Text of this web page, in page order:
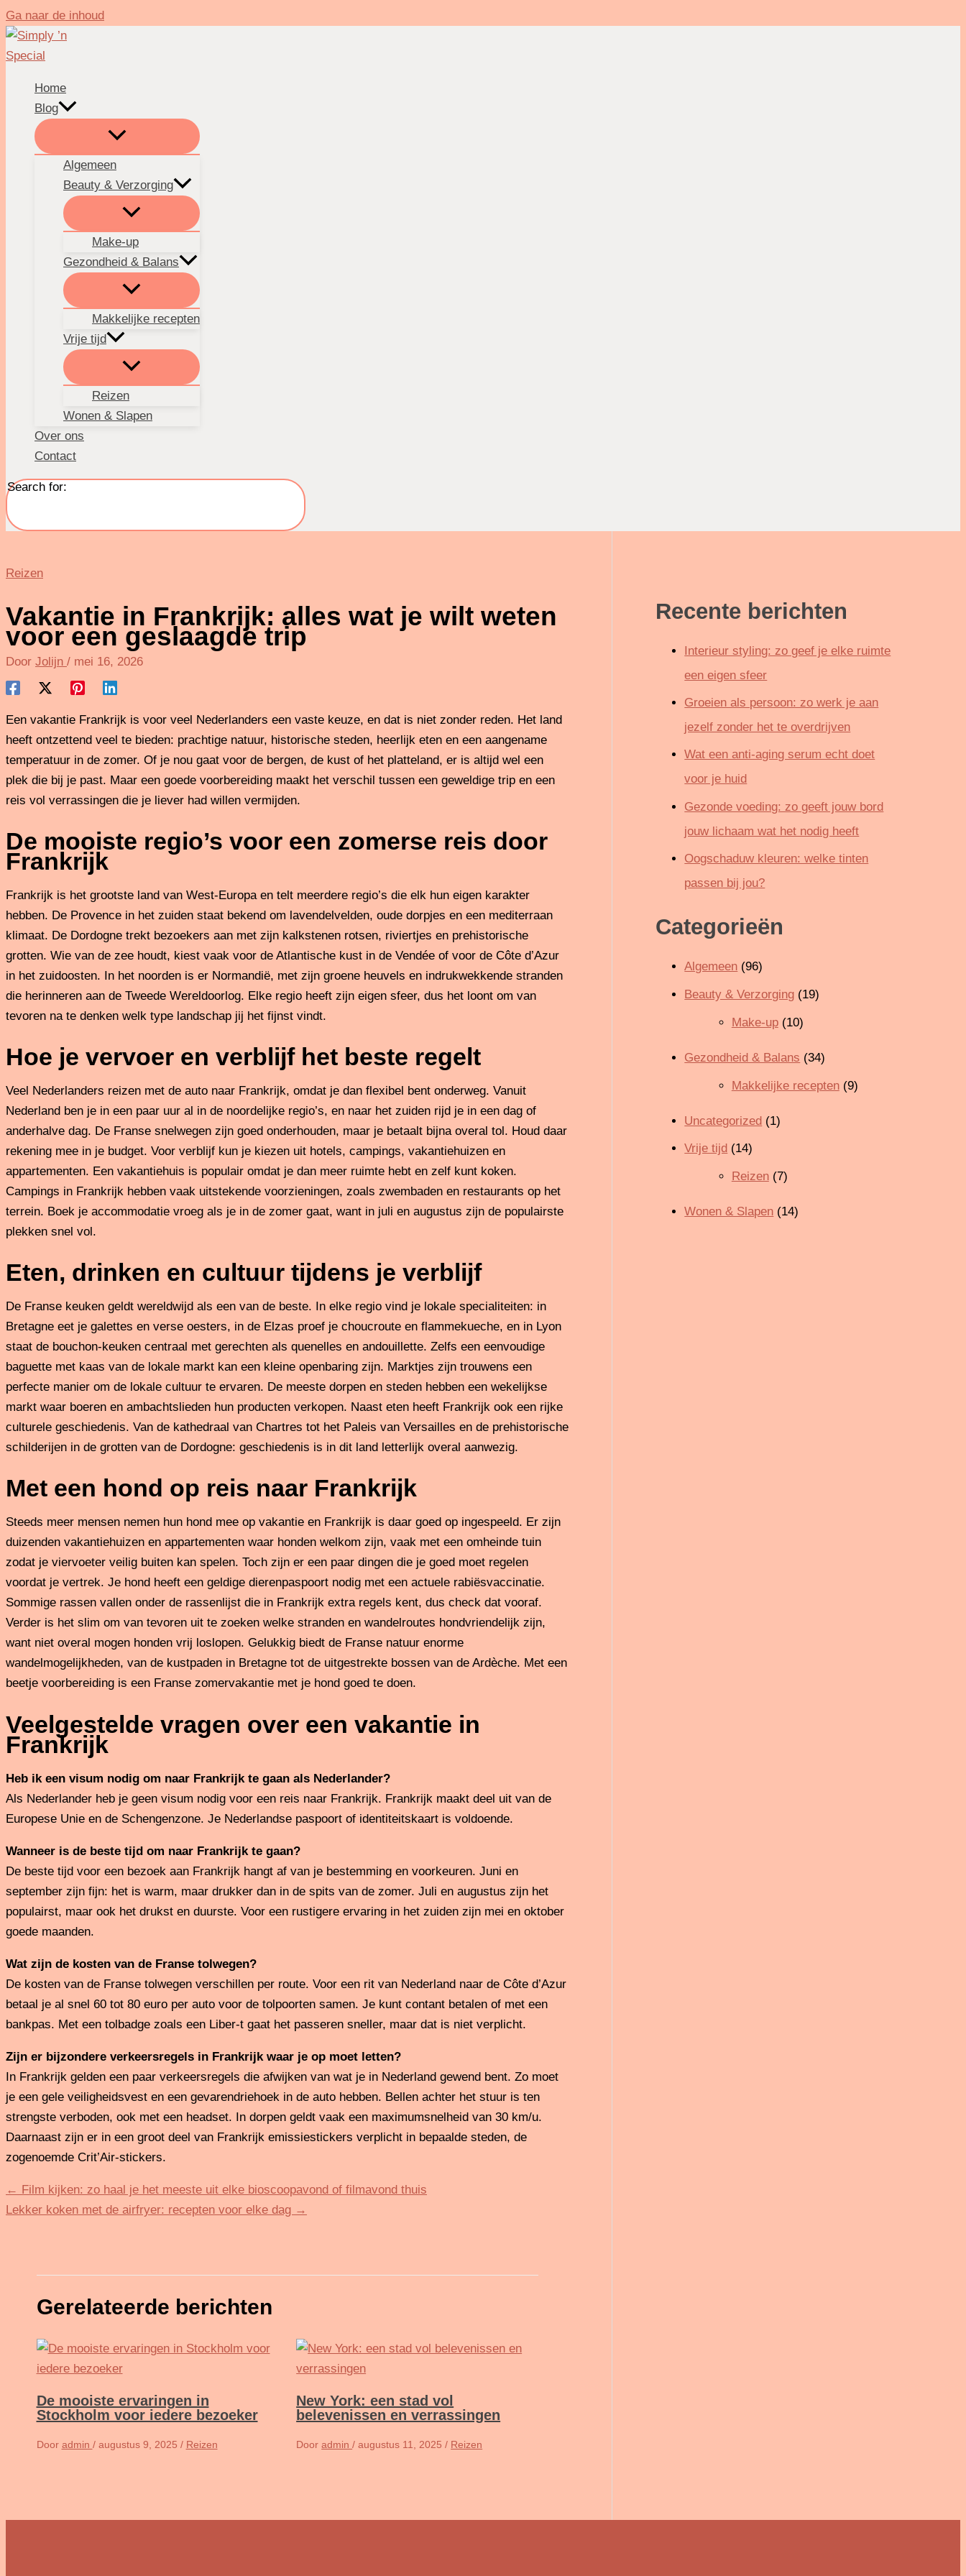
Ga naar de inhoud
Home
Blog
Algemeen
Beauty & Verzorging
Make-up
Gezondheid & Balans
Makkelijke recepten
Vrije tijd
Reizen
Wonen & Slapen
Over ons
Contact
Search for:
Reizen
Vakantie in Frankrijk: alles wat je wilt weten
voor een geslaagde trip
Door Jolijn / mei 16, 2026
Een vakantie Frankrijk is voor veel Nederlanders een vaste keuze, en dat is niet zonder reden. Het land
heeft ontzettend veel te bieden: prachtige natuur, historische steden, heerlijk eten en een aangename
temperatuur in de zomer. Of je nou gaat voor de bergen, de kust of het platteland, er is altijd wel een
plek die bij je past. Maar een goede voorbereiding maakt het verschil tussen een geweldige trip en een
reis vol verrassingen die je liever had willen vermijden.
De mooiste regio’s voor een zomerse reis door
Frankrijk
Frankrijk is het grootste land van West-Europa en telt meerdere regio’s die elk hun eigen karakter
hebben. De Provence in het zuiden staat bekend om lavendelvelden, oude dorpjes en een mediterraan
klimaat. De Dordogne trekt bezoekers aan met zijn kalkstenen rotsen, riviertjes en prehistorische
grotten. Wie van de zee houdt, kiest vaak voor de Atlantische kust in de Vendée of voor de Côte d’Azur
in het zuidoosten. In het noorden is er Normandië, met zijn groene heuvels en indrukwekkende stranden
die herinneren aan de Tweede Wereldoorlog. Elke regio heeft zijn eigen sfeer, dus het loont om van
tevoren na te denken welk type landschap jij het fijnst vindt.
Hoe je vervoer en verblijf het beste regelt
Veel Nederlanders reizen met de auto naar Frankrijk, omdat je dan flexibel bent onderweg. Vanuit
Nederland ben je in een paar uur al in de noordelijke regio’s, en naar het zuiden rijd je in een dag of
anderhalve dag. De Franse snelwegen zijn goed onderhouden, maar je betaalt bijna overal tol. Houd daar
rekening mee in je budget. Voor verblijf kun je kiezen uit hotels, campings, vakantiehuizen en
appartementen. Een vakantiehuis is populair omdat je dan meer ruimte hebt en zelf kunt koken.
Campings in Frankrijk hebben vaak uitstekende voorzieningen, zoals zwembaden en restaurants op het
terrein. Boek je accommodatie vroeg als je in de zomer gaat, want in juli en augustus zijn de populairste
plekken snel vol.
Eten, drinken en cultuur tijdens je verblijf
De Franse keuken geldt wereldwijd als een van de beste. In elke regio vind je lokale specialiteiten: in
Bretagne eet je galettes en verse oesters, in de Elzas proef je choucroute en flammekueche, en in Lyon
staat de bouchon-keuken centraal met gerechten als quenelles en andouillette. Zelfs een eenvoudige
baguette met kaas van de lokale markt kan een kleine openbaring zijn. Marktjes zijn trouwens een
perfecte manier om de lokale cultuur te ervaren. De meeste dorpen en steden hebben een wekelijkse
markt waar boeren en ambachtslieden hun producten verkopen. Naast eten heeft Frankrijk ook een rijke
culturele geschiedenis. Van de kathedraal van Chartres tot het Paleis van Versailles en de prehistorische
schilderijen in de grotten van de Dordogne: geschiedenis is in dit land letterlijk overal aanwezig.
Met een hond op reis naar Frankrijk
Steeds meer mensen nemen hun hond mee op vakantie en Frankrijk is daar goed op ingespeeld. Er zijn
duizenden vakantiehuizen en appartementen waar honden welkom zijn, vaak met een omheinde tuin
zodat je viervoeter veilig buiten kan spelen. Toch zijn er een paar dingen die je goed moet regelen
voordat je vertrek. Je hond heeft een geldige dierenpaspoort nodig met een actuele rabiësvaccinatie.
Sommige rassen vallen onder de rassenlijst die in Frankrijk extra regels kent, dus check dat vooraf.
Verder is het slim om van tevoren uit te zoeken welke stranden en wandelroutes hondvriendelijk zijn,
want niet overal mogen honden vrij loslopen. Gelukkig biedt de Franse natuur enorme
wandelmogelijkheden, van de kustpaden in Bretagne tot de uitgestrekte bossen van de Ardèche. Met een
beetje voorbereiding is een Franse zomervakantie met je hond goed te doen.
Veelgestelde vragen over een vakantie in
Frankrijk
Heb ik een visum nodig om naar Frankrijk te gaan als Nederlander?
Als Nederlander heb je geen visum nodig voor een reis naar Frankrijk. Frankrijk maakt deel uit van de
Europese Unie en de Schengenzone. Je Nederlandse paspoort of identiteitskaart is voldoende.
Wanneer is de beste tijd om naar Frankrijk te gaan?
De beste tijd voor een bezoek aan Frankrijk hangt af van je bestemming en voorkeuren. Juni en
september zijn fijn: het is warm, maar drukker dan in de spits van de zomer. Juli en augustus zijn het
populairst, maar ook het drukst en duurste. Voor een rustigere ervaring in het zuiden zijn mei en oktober
goede maanden.
Wat zijn de kosten van de Franse tolwegen?
De kosten van de Franse tolwegen verschillen per route. Voor een rit van Nederland naar de Côte d’Azur
betaal je al snel 60 tot 80 euro per auto voor de tolpoorten samen. Je kunt contant betalen of met een
bankpas. Met een tolbadge zoals een Liber-t gaat het passeren sneller, maar dat is niet verplicht.
Zijn er bijzondere verkeersregels in Frankrijk waar je op moet letten?
In Frankrijk gelden een paar verkeersregels die afwijken van wat je in Nederland gewend bent. Zo moet
je een gele veiligheidsvest en een gevarendriehoek in de auto hebben. Bellen achter het stuur is ten
strengste verboden, ook met een headset. In dorpen geldt vaak een maximumsnelheid van 30 km/u.
Daarnaast zijn er in een groot deel van Frankrijk emissiestickers verplicht in bepaalde steden, de
zogenoemde Crit’Air-stickers.
← Film kijken: zo haal je het meeste uit elke bioscoopavond of filmavond thuis
Lekker koken met de airfryer: recepten voor elke dag →
Gerelateerde berichten
De mooiste ervaringen in
Stockholm voor iedere bezoeker
Door admin / augustus 9, 2025 / Reizen
New York: een stad vol
belevenissen en verrassingen
Dooradmin/augustus 11, 2025/ Reizen
Recente berichten
Interieur styling: zo geef je elke ruimte
een eigen sfeer
Groeien als persoon: zo werk je aan
jezelf zonder het te overdrijven
Wat een anti-aging serum echt doet
voor je huid
Gezonde voeding: zo geeft jouw bord
jouw lichaam wat het nodig heeft
Oogschaduw kleuren: welke tinten
passen bij jou?
Categorieën
Algemeen (96)
Beauty & Verzorging (19)
Make-up(10)
Gezondheid & Balans (34)
Makkelijke recepten(9)
Uncategorized (1)
Vrije tijd (14)
Reizen(7)
Wonen & Slapen (14)